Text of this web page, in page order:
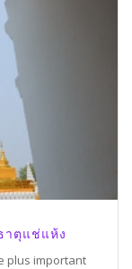
ธาตุแช่แห้ง
plus important